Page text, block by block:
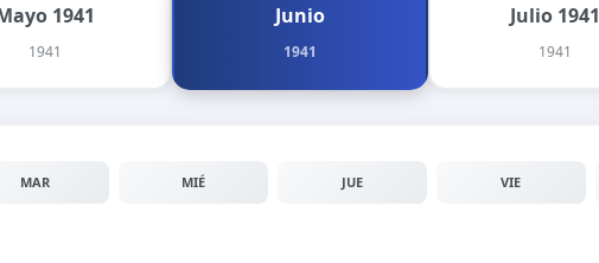
1941
1941
Junio
1941
Julio 1941
1941
MAR MIÉ JUE VIE